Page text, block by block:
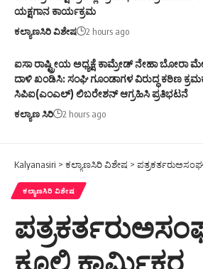
ಯಕ್ಷಗಾನ ಕಾರ್ಯಕ್ರಮ
ಕಲ್ಯಾಣಸಿರಿ ವಿಶೇಷ 2 hours ago
ಐಸಾ ರಾಷ್ಟ್ರೀಯ ಅಧ್ಯಕ್ಷೆ ಕಾಮ್ರೇಡ್ ನೇಹಾ ಬೋರಾ
ದಾಳಿ ಖಂಡಿಸಿ: ಸಂಘಿ ಗೂಂಡಾಗಳ ವಿರುದ್ಧ ಕಠಿಣ
ಸಿಪಿಐ(ಎಂಎಲ್) ಲಿಬರೇಶನ್ ಆಗ್ರಹಿಸಿ ಪ್ರತಿಭಟನೆ
ಕಲ್ಯಾಣ ಸಿರಿ 2 hours ago
Kalyanasiri > ಕಲ್ಯಾಣಸಿರಿ ವಿಶೇಷ > ಪತ್ರಕರ್ತರುಅಸಂಘಟಿತ ಕೂಲಿ ಕಾರ್ಮಿಕರ
ಕಲ್ಯಾಣಸಿರಿ ವಿಶೇಷ
ಕೂಲಿ ಕಾರ್ಮಿಕರ